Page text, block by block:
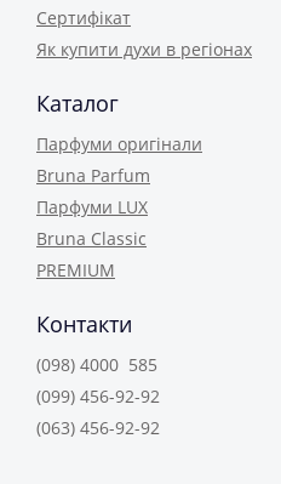
Сертифікат
Як купити духи в регіонах
Каталог
Парфуми оригінали
Bruna Parfum
Парфуми LUX
Bruna Classic
PREMIUM
Контакти
(098) 4000 585
(099) 456-92-92
(063) 456-92-92